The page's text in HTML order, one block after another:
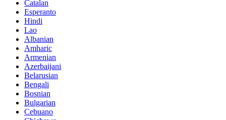
Catalan
Esperanto
Hindi
Lao
Albanian
Amharic
Armenian
Azerbaijani
Belarusian
Bengali
Bosnian
Bulgarian
Cebuano